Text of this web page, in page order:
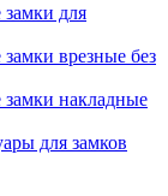
для
врезные без
накладные
для замков